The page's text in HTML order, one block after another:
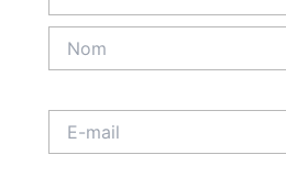
mail